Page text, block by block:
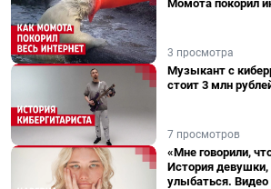
Момота покорил
3 просмотра
Музыкант с
стоит 3 млн
7 просмотров
«Мне говорили,
История девушки,
улыбаться. Видео